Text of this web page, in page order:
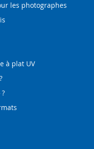
les photographes
à plat UV